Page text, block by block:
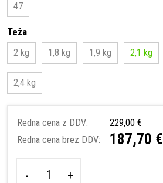
47
Teža
2 kg 1,8 kg 1,9 kg 2,1 kg
2,4 kg
Redna cena z DDV:
229,00 €
Redna cena brez DDV:
187,70 €
- +